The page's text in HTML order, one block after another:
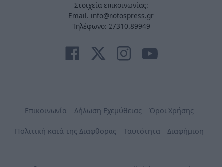
Στοιχεία επικοινωνίας:
Email. info@notospress.gr
Τηλέφωνο: 27310.89949
Επικοινωνία Δήλωση Εχεμύθειας Όροι Χρήσης
Πολιτική κατά της Διαφθοράς Ταυτότητα Διαφήμιση